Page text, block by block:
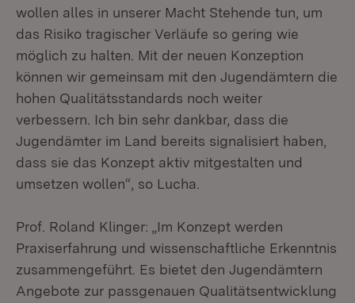
wollen alles in unserer Macht Stehende tun, um
das Risiko tragischer Verläufe so gering wie
möglich zu halten. Mit der neuen Konzeption
können wir gemeinsam mit den Jugendämtern die
hohen Qualitätsstandards noch weiter
verbessern. Ich bin sehr dankbar, dass die
Jugendämter im Land bereits signalisiert haben,
dass sie das Konzept aktiv mitgestalten und
umsetzen wollen“, so Lucha.
Prof. Roland Klinger: „Im Konzept werden
Praxiserfahrung und wissenschaftliche Erkenntnis
zusammengeführt. Es bietet den Jugendämtern
Angebote zur passgenauen Qualitätsentwicklung